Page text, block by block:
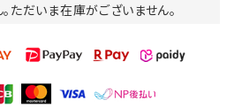
ただいま在庫がございません。